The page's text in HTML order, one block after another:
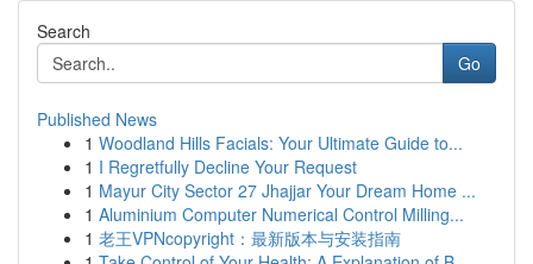
Search
Go
Published News
1 Woodland Hills Facials: Your Ultimate Guide to...
1 I Regretfully Decline Your Request
1 Mayur City Sector 27 Jhajjar Your Dream Home ...
1 Aluminium Computer Numerical Control Milling...
1 老王VPNcopyright：最新版本与安装指南